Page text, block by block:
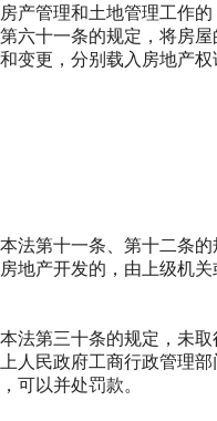
产管理和土地管理工作
六十一条的规定，将房
变更，分别载入房地产权
法第十一条、第十二条的
地产开发的，由上级机
法第三十条的规定，未取
人民政府工商行政管理
可以并处罚款。